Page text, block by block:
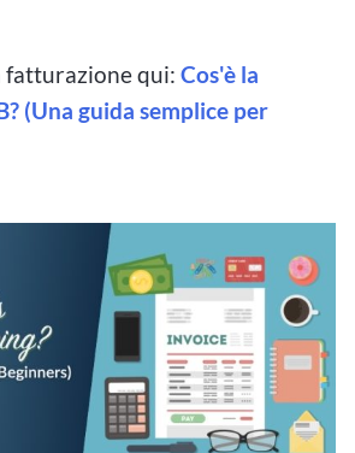
fatturazione qui: Cos'è la
(Una guida semplice per